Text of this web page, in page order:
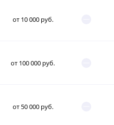
от 10 000 руб.
от 100 000 руб.
от 50 000 руб.